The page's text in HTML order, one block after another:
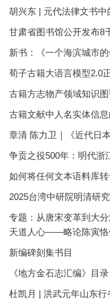
胡兴东 | 元代法律文书
甘肃省图书馆公开发布8
新书：《一个海滨城市
荀子古籍大语言模型2.0
古籍方志物产领域知识
古籍文献中人名实体信
章清 陈力卫｜《近代日
争贡之役500年：明代浙
如何将任何文本语料库
2025台湾中研院明清研
专题：从唐宋变革到大
天道人心——略论陈寅恪
新编碑刻集书目
《地方金石志汇编》目录
杜凯月 | 洪武元年山东行